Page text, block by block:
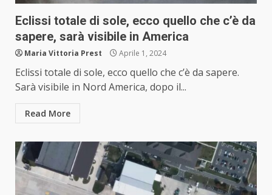
Eclissi totale di sole, ecco quello che c’è da
sapere, sarà visibile in America
Maria Vittoria Prest Aprile 1, 2024
Eclissi totale di sole, ecco quello che c’è da sapere.
Sarà visibile in Nord America, dopo il...
Read More